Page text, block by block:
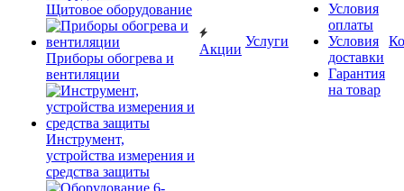
Щитовое оборудование
Приборы обогрева и
вентиляции
Инструмент,
устройства измерения и
средства защиты
Акции
Услуги
Условия
оплаты
Условия
доставки
Гарантия
на товар